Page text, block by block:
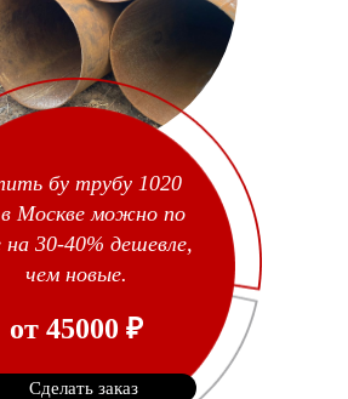
бу трубу 1020
Москве можно по
на 30-40% дешевле,
чем новые.
от 45000 ₽
Сделать заказ